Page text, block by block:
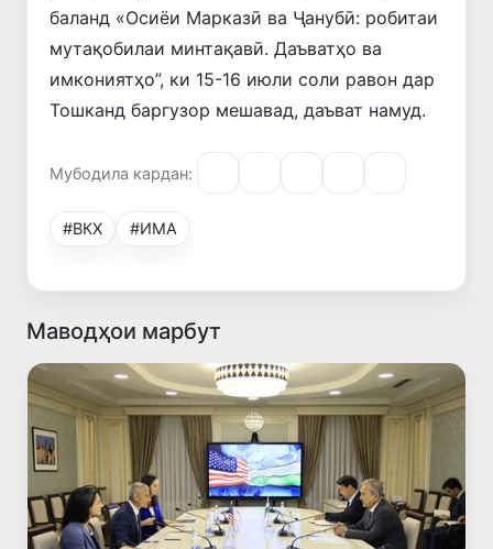
баланд «Осиёи Марказӣ ва Ҷанубӣ: робитаи
мутақобилаи минтақавӣ. Даъватҳо ва
имкониятҳо”, ки 15-16 июли соли равон дар
Тошканд баргузор мешавад, даъват намуд.
Мубодила кардан:
#ВКХ #ИМА
Маводҳои марбут